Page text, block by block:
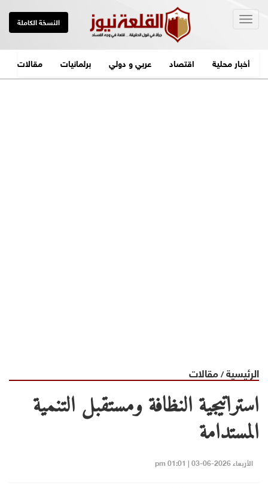
النسخة الكاملة
أخبار محلية اقتصاد عربي و دولي برلمانيات مقالات
الرئيسية/مقالات
استراتيجية النظافة ومستقبل التنمية
المستدامة
الأربعاء 2026-06-03 | 01:01 pm